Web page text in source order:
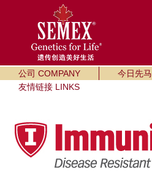
公司 COMPANY 今日先
友情链接 LINKS